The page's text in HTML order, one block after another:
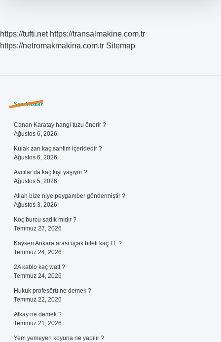
https://tufti.net https://transalmakine.com.tr
https://netromakmakina.com.tr Sitemap
Sidebar
Son Yazılar
Canan Karatay hangi tuzu önerir ?
Ağustos 6, 2026
Kulak zarı kaç santim içeridedir ?
Ağustos 6, 2026
Avcılar’da kaç kişi yaşıyor ?
Ağustos 5, 2026
Allah bize niye peygamber göndermiştir ?
Ağustos 3, 2026
Koç burcu sadık mıdır ?
Temmuz 27, 2026
Kayseri Ankara arası uçak bileti kaç TL ?
Temmuz 24, 2026
2A kablo kaç watt ?
Temmuz 24, 2026
Hukuk profesörü ne demek ?
Temmuz 22, 2026
Alkay ne demek ?
Temmuz 21, 2026
Yem yemeyen koyuna ne yapılır ?